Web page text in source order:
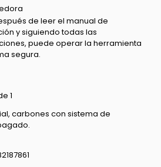
de leer el manual de
y siguiendo todas las
puede operar la herramienta
segura.
1
carbones con sistema de